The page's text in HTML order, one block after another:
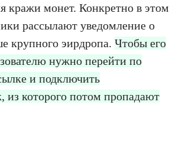
кражи монет. Конкретно в этом
рассылают уведомление о
крупного эирдропа. Чтобы его
нужно перейти по
и подключить
из которого потом пропадают